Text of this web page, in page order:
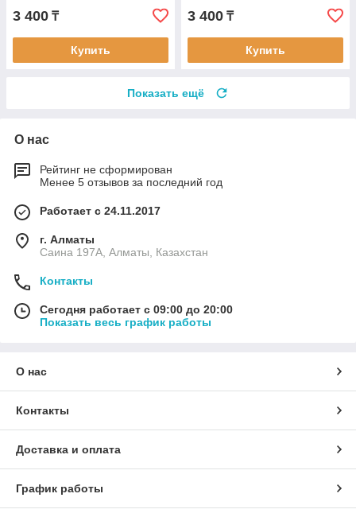
3 400 ₸
Купить
3 400 ₸
Купить
Показать ещё
О нас
Рейтинг не сформирован
Менее 5 отзывов за последний год
Работает с 24.11.2017
г. Алматы
Саина 197А, Алматы, Казахстан
Контакты
Сегодня работает с 09:00 до 20:00
Показать весь график работы
О нас
Контакты
Доставка и оплата
График работы